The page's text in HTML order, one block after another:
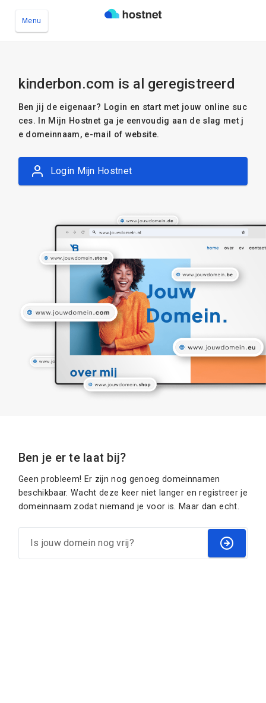
Menu
kinderbon.com is al geregistreerd
Ben jij de eigenaar? Login en start met jouw online suc
ces. In Mijn Hostnet ga je eenvoudig aan de slag met j
e domeinnaam, e-mail of website.
Login Mijn Hostnet
Ben je er te laat bij?
Geen probleem! Er zijn nog genoeg domeinnamen
beschikbaar. Wacht deze keer niet langer en registreer je
domeinnaam zodat niemand je voor is. Maar dan echt.